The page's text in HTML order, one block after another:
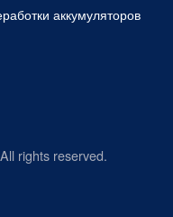
аккумуляторов
rights reserved.